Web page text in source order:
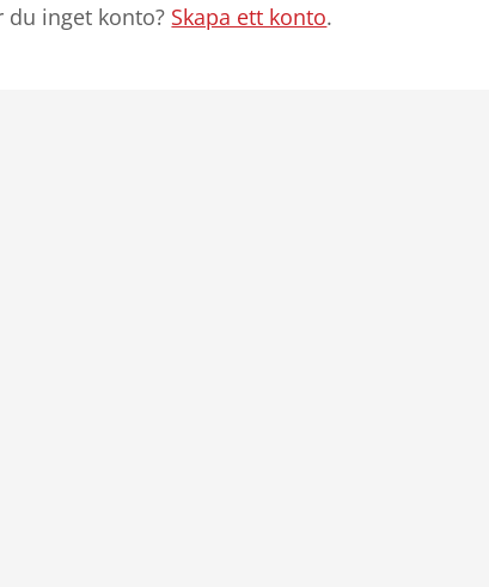
du inget konto? Skapa ett konto.